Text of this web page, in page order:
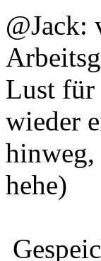
@Jack:
Lust für
wieder
hinweg,
hehe)